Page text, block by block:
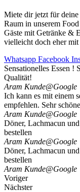
Miete dir jetzt für deine
Raum in unserem
Gäste mit Getränke &
vielleicht doch eher
Whatsapp Facebook
Sensationelles Essen !
Qualität!
Aram Kunde@Google
Ich kann es mit einem
empfehlen. Sehr
Aram Kunde@Google
Döner, Lachmacun
bestellen
Aram Kunde@Google
Döner, Lachmacun
bestellen
Aram Kunde@Google
Voriger
Nächster